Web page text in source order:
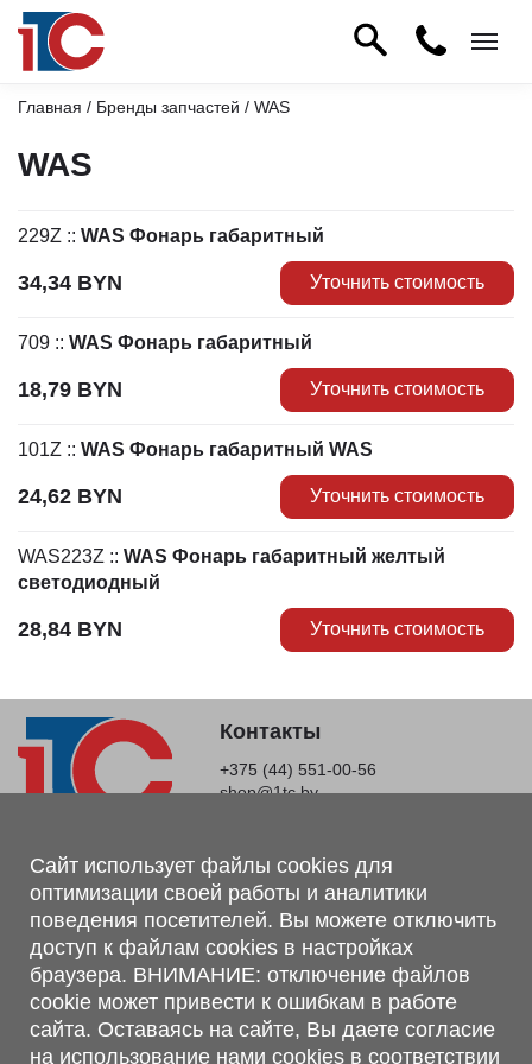
Главная / Бренды запчастей / WAS
WAS
229Z :: WAS Фонарь габаритный
34,34 BYN Уточнить стоимость
709 :: WAS Фонарь габаритный
18,79 BYN Уточнить стоимость
101Z :: WAS Фонарь габаритный WAS
24,62 BYN Уточнить стоимость
WAS223Z :: WAS Фонарь габаритный желтый
светодиодный
28,84 BYN Уточнить стоимость
Контакты
+375 (44) 551-00-56
shop@1tc.by
Магазин, склад
г. Минск, Минский р-н, п. Привольный, ул. Мира, 20А,
223062
г. Брест, ул. Лейтенанта Рябцева, 108 В, 224701
Обращаем Ваше внимание, что вся предоставленная на сайте
информация, касающаяся комплектаций, технических
характеристик, цветовых сочетаний, а также стоимости и
Сайт использует файлы cookies для
оптимизации своей работы и аналитики
поведения посетителей. Вы можете отключить
доступ к файлам cookies в настройках
браузера. ВНИМАНИЕ: отключение файлов
cookie может привести к ошибкам в работе
сайта. Оставаясь на сайте, Вы даете согласие
на использование нами cookies в соответствии